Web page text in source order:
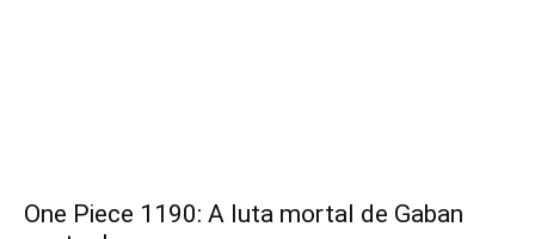
One Piece 1190: A luta mortal de Gaban